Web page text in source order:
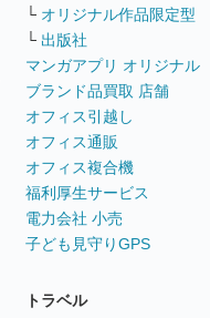
└ オリジナル作品限定型
└ 出版社
マンガアプリ オリジナル
ブランド品買取 店舗
オフィス引越し
オフィス通販
オフィス複合機
福利厚生サービス
電力会社 小売
子ども見守りGPS
トラベル